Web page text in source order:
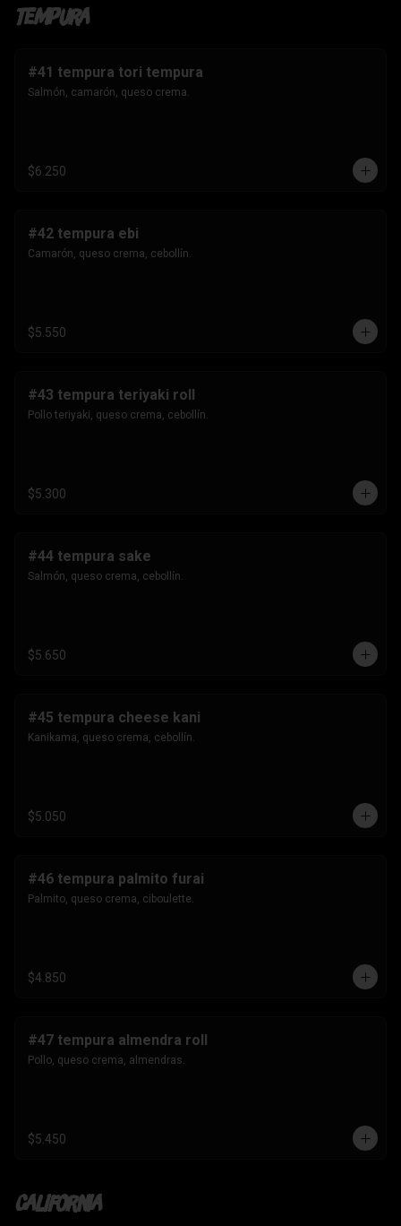
Tempura
#41 tempura tori tempura
Salmón, camarón, queso crema.
$6.250
#42 tempura ebi
Camarón, queso crema, cebollín.
$5.550
#43 tempura teriyaki roll
Pollo teriyaki, queso crema, cebollín.
$5.300
#44 tempura sake
Salmón, queso crema, cebollín.
$5.650
#45 tempura cheese kani
Kanikama, queso crema, cebollín.
$5.050
#46 tempura palmito furai
Palmito, queso crema, ciboulette.
$4.850
#47 tempura almendra roll
Pollo, queso crema, almendras.
$5.450
California